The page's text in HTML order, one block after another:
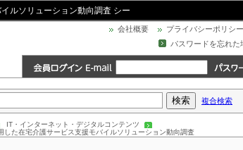
ルソリューション動向調査 シー
会社概要 プライバシーポリシー
パスワードを忘れた
複合検索
IT・インターネット・デジタルコンテンツ
した在宅介護サービス支援モバイルソリューション動向調査